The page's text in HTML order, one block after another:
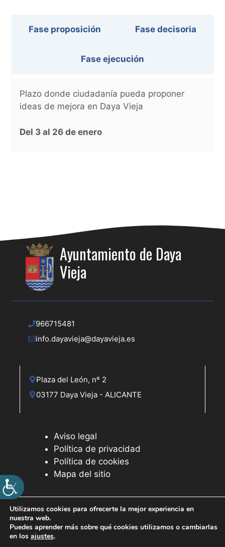
Fase proposición Fase decisoria
Fase ejecución
Plazo donde ciudadanía pueda proponer
ideas de mejora en Daya Vieja
Del 3 al 26 de enero
Ayuntamiento de Daya
Vieja
966715481
info.dayavieja@dayavieja.es
Plaza del León, nº 2
03177 Daya Vieja - ALICANTE
Aviso legal
Política de privacidad
Política de cookies
Mapa del sitio
© 2026 Web desarrollada por el Servicio de Informática de
Utilizamos cookies para ofrecerte la mejor experiencia en
nuestra web.
Puedes aprender más sobre qué cookies utilizamos o cambiarlas
en los ajustes.